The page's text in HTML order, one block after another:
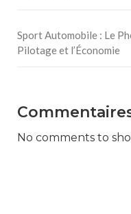
Sport Automobile : Le
Pilotage et l’Économie
No comments to